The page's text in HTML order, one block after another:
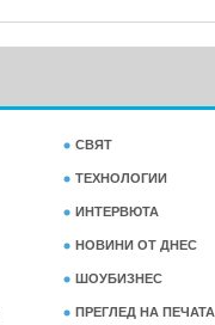
СВЯТ
ТЕХНОЛОГИИ
ИНТЕРВЮТА
НОВИНИ ОТ ДНЕС
ШОУБИЗНЕС
ПРЕГЛЕД НА ПЕЧАТА